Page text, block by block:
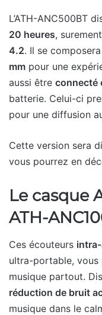
L’ATH-ANC500BT
20 heures,
4.2. Il se
mm pour une
aussi être connecté
batterie. Celui-ci
pour une diffusion
Cette version sera
vous pourrez en
Le casque
ATH-
Ces écouteurs
ultra-portable,
musique partout.
réduction de bruit
musique dans le